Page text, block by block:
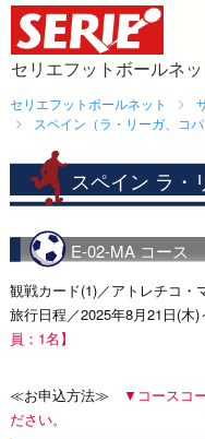
セリエフットボールネッ
セリエフットボールネット
スペイン（ラ・リーガ、コパ
スペイン ラ・
E-02-MA コース
観戦カード(1)／アトレチコ・
旅行日程／2025年8月21日(
員：1名】
≪お申込方法≫
▼コースコ
ださい。